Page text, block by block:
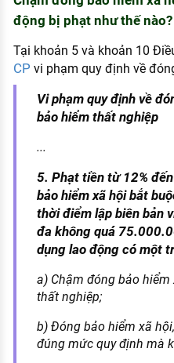
động bị phạt như thế nào?
Tại khoản 5 và khoản 10
CP vi phạm quy định về
Vi phạm quy định về
bảo hiểm thất nghiệp
...
5. Phạt tiền từ 12%
bảo hiểm xã hội bắt
thời điểm lập biên bản
đa không quá
dụng lao động có một
a) Chậm đóng bảo
thất nghiệp;
b) Đóng bảo hiểm xã
đúng mức quy định mà